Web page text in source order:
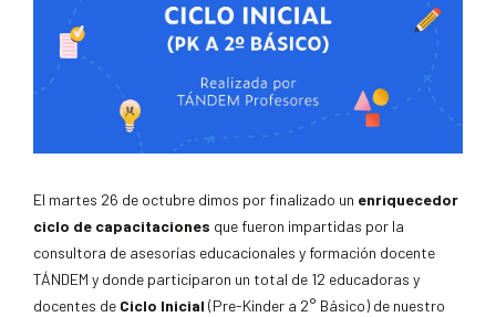
El martes 26 de octubre dimos por finalizado un enriquecedor
ciclo de capacitaciones que fueron impartidas por la
consultora de asesorías educacionales y formación docente
TÁNDEM y donde participaron un total de 12 educadoras y
docentes de Ciclo Inicial (Pre-Kinder a 2° Básico) de nuestro